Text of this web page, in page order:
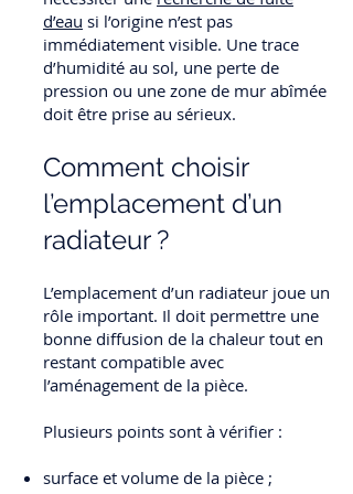
d’eau si l’origine n’est pas
immédiatement visible. Une trace
d’humidité au sol, une perte de
pression ou une zone de mur abîmée
doit être prise au sérieux.
Comment choisir
l’emplacement d’un
radiateur ?
L’emplacement d’un radiateur joue un
rôle important. Il doit permettre une
bonne diffusion de la chaleur tout en
restant compatible avec
l’aménagement de la pièce.
Plusieurs points sont à vérifier :
surface et volume de la pièce ;